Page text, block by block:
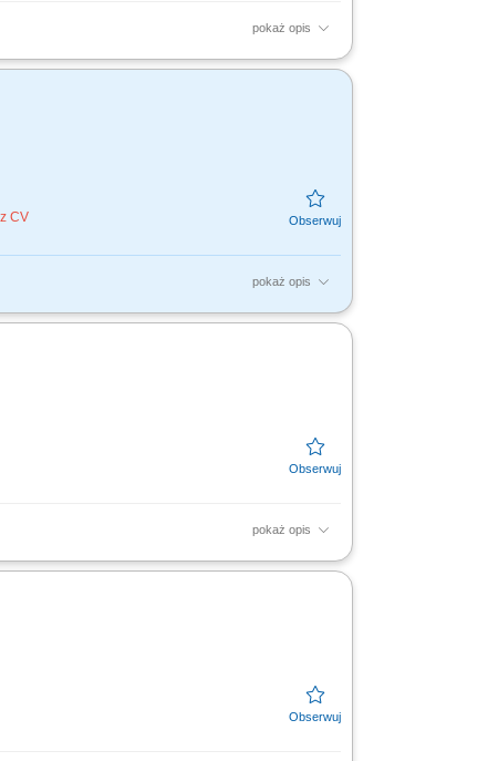
pokaż opis
odpowiednich rozwiązań finansowych.
CV
pokaż opis
rachunki bankowe, faktoring i inne
pokaż opis
celów sprzedażowych, kształtowanie